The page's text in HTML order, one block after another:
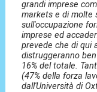
grandi imprese
markets e di molte
sull'occupazione
imprese ed
prevede che di qui
distruggeranno
16% del totale.
(47% della forza
dall'Università di